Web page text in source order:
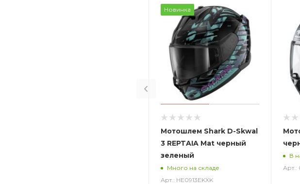
Новинка
Мотошлем Shark D-Skwal
3 REPTAIA Mat черный
зеленый
Много на складе
Арт.: HE0913EKXK
В
Арт.: